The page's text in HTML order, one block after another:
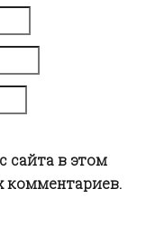
сайта в этом
комментариев.